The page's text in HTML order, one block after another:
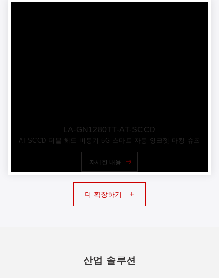
LA-GN1280TT-AT-SCCD
AI SCCD 더블 헤드 비동기 5G 스마트 자동 잉크젯 마킹 슈즈
자세한 내용
더 확장하기 +
산업 솔루션